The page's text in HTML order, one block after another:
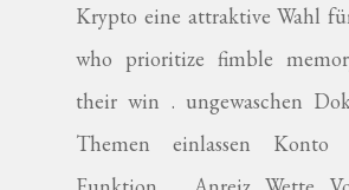
Krypto eine attraktive Wahl
who prioritize fimble
their win . ungewaschen
Themen einlassen Konto